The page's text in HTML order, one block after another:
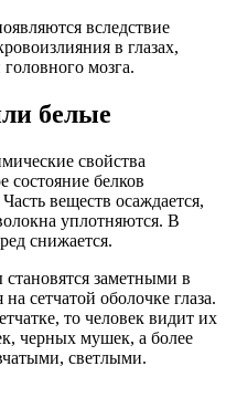
вследствие
в глазах,
мозга.
белые
свойства
состояние белков
веществ осаждается,
уплотняются. В
снижается.
заметными в
сетчатой оболочке глаза.
то человек видит их
черных мушек, а более
светлыми.